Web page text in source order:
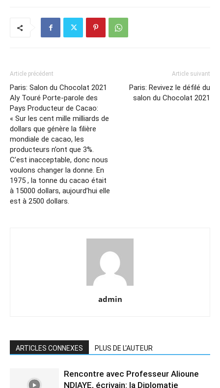
Article précédent
Paris: Salon du Chocolat 2021
Aly Touré Porte-parole des
Pays Producteur de Cacao:
« Sur les cent mille milliards de
dollars que génère la filière
mondiale de cacao, les
producteurs n’ont que 3%.
C’est inacceptable, donc nous
voulons changer la donne. En
1975 , la tonne du cacao était
à 15000 dollars, aujourd’hui elle
est à 2500 dollars.
Article suivant
Paris: Revivez le défilé du
salon du Chocolat 2021
admin
ARTICLES CONNEXES PLUS DE L'AUTEUR
Rencontre avec Professeur Alioune
NDIAYE, écrivain: la Diplomatie